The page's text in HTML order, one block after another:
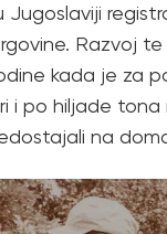
Jugoslaviji
Razvoj
kada je za
i po hiljade tona
na